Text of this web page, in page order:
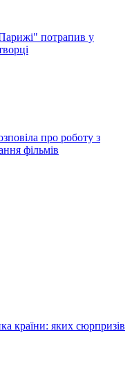
потрапив у
про роботу з
фільмів
країни: яких сюрпризів